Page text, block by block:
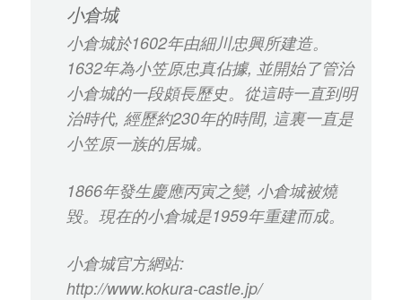
小倉城
小倉城於1602年由細川忠興所建造。
1632年為小笠原忠真佔據, 並開始了管治
小倉城的一段頗長歷史。從這時一直到明
治時代, 經歷約230年的時間, 這裏一直是
小笠原一族的居城。
1866年發生慶應丙寅之變, 小倉城被燒
毀。現在的小倉城是1959年重建而成。
小倉城官方網站:
http://www.kokura-castle.jp/